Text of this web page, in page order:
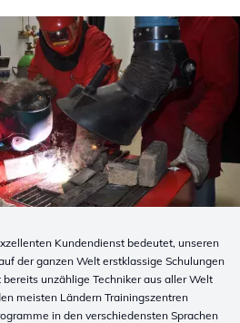
Kundendienst bedeutet, unseren
der ganzen Welt erstklassige Schulungen
unzählige Techniker aus aller Welt
meisten Ländern Trainingszentren
in den verschiedensten Sprachen